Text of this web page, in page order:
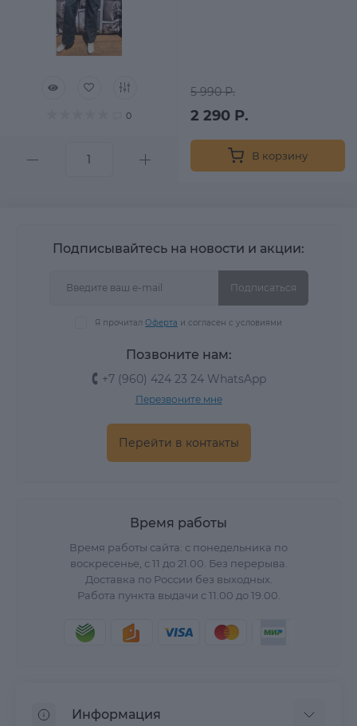
0
5 990 Р.
2 290 Р.
В корзину
Подписывайтесь на новости и акции:
Подписаться
Я прочитал Оферта и согласен с условиями
Позвоните нам:
+7 (960) 424 23 24 WhatsApp
Перезвоните мне
Перейти в контакты
Время работы
Время работы сайта: с понедельника по
воскресенье, с 11 до 21.00. Без перерыва.
Доставка по России без выходных.
Работа пункта выдачи с 11.00 до 19.00.
Информация